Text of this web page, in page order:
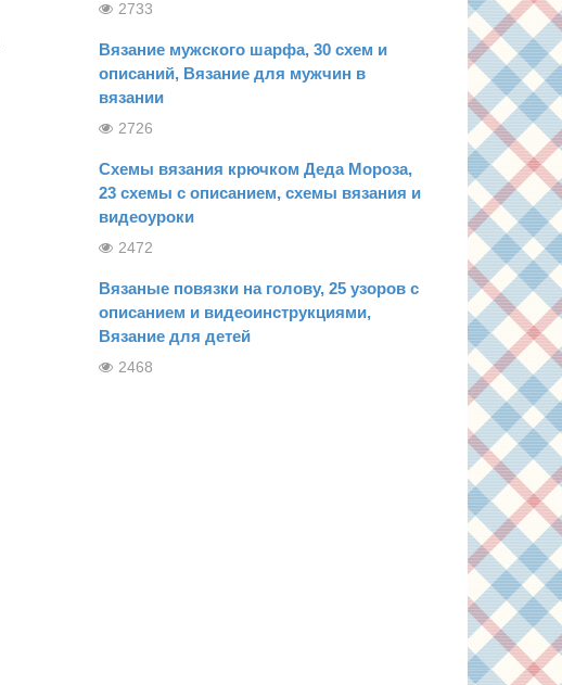
2733
Вязание мужского шарфа, 30 схем и
описаний, Вязание для мужчин в
вязании
2726
Схемы вязания крючком Деда Мороза,
23 схемы с описанием, схемы вязания и
видеоуроки
2472
Вязаные повязки на голову, 25 узоров с
описанием и видеоинструкциями,
Вязание для детей
2468